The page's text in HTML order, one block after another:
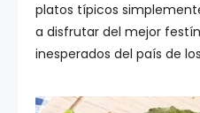
platos típicos
a disfrutar del mejor
inesperados del país de